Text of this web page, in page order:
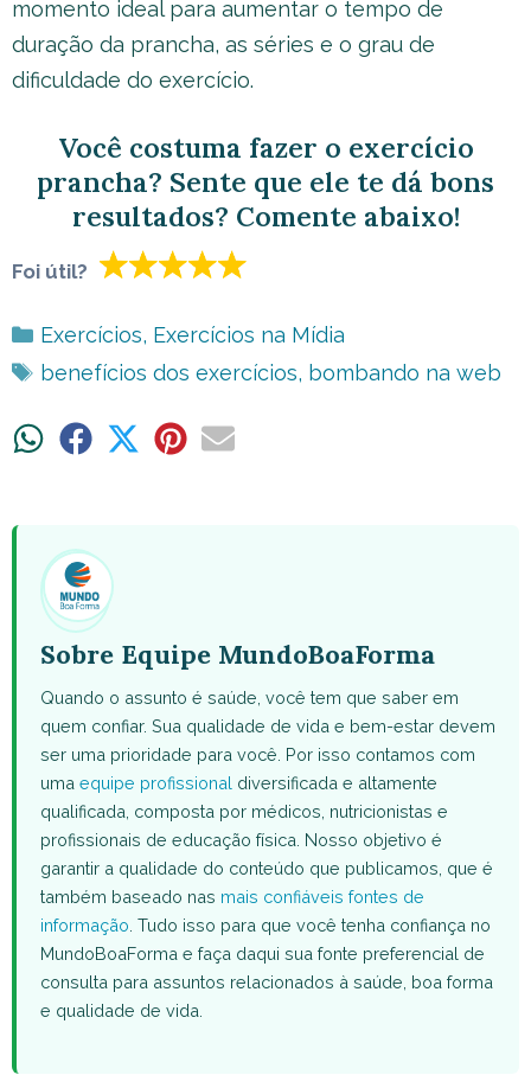
momento ideal para aumentar o tempo de
duração da prancha, as séries e o grau de
dificuldade do exercício.
Você costuma fazer o exercício
prancha? Sente que ele te dá bons
resultados? Comente abaixo!
Foi útil?
Categorias
Exercícios, Exercícios na Mídia
Tags
benefícios dos exercícios, bombando na web
ShareShare ShareShareShare
Sobre Equipe MundoBoaForma
Quando o assunto é saúde, você tem que saber em
quem confiar. Sua qualidade de vida e bem-estar devem
ser uma prioridade para você. Por isso contamos com
uma equipe profissional diversificada e altamente
qualificada, composta por médicos, nutricionistas e
profissionais de educação física. Nosso objetivo é
garantir a qualidade do conteúdo que publicamos, que é
também baseado nas mais confiáveis fontes de
informação . Tudo isso para que você tenha confiança no
MundoBoaForma e faça daqui sua fonte preferencial de
consulta para assuntos relacionados à saúde, boa forma
e qualidade de vida.